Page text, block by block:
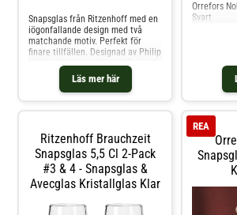
Läs mer här
Snapsglas från Ritzenhoff med en
iögonfallande design med två
matchande motiv. Perfekt för
finare tillfällen. Designad av Philip
Harris. Om snapsglasen från
Ritzenhoff- Tillverkad av glas.-
Kapacitet: 5,5 cl.- Iögonfallande
design.- Två matchande motiv.-
mer Glas hos Royal Design.
Orrefors
Svart
Ritzenhoff Brauchzeit
Snapsglas 5,5 Cl 2-Pack
#3 & 4 - Snapsglas &
Avecglas Kristallglas Klar
REA